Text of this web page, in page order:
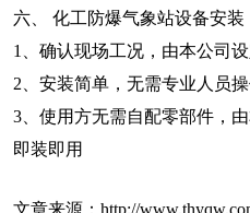
六、 化工防爆气象站设备安装
1、确认现场工况，由本公司
2、安装简单，无需专业人员
3、使用方无需自配零部件，
即装即用
文章来源： http://